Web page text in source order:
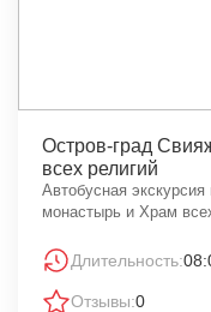
Остров-град
всех религий
Автобусная
монастырь и Храм
Длительность:
Отзывы:0